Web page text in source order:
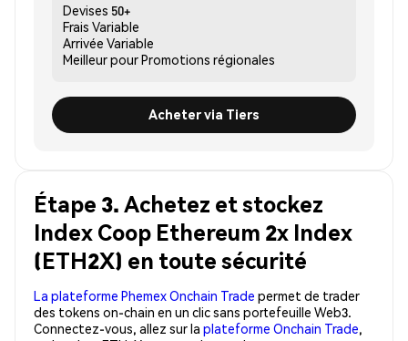
Devises 50+
Frais Variable
Arrivée Variable
Meilleur pourPromotions régionales
Acheter via Tiers
Étape 3. Achetez et stockez
Index Coop Ethereum 2x Index
(ETH2X) en toute sécurité
La plateforme Phemex Onchain Trade permet de trader
des tokens on-chain en un clic sans portefeuille Web3.
Connectez-vous, allez sur la plateforme Onchain Trade,